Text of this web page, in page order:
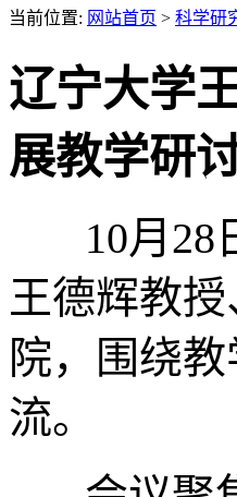
当前位置: 网站首页 > 科学研
辽宁大学
展教学研
10月28
王德辉教
院，围绕
流。